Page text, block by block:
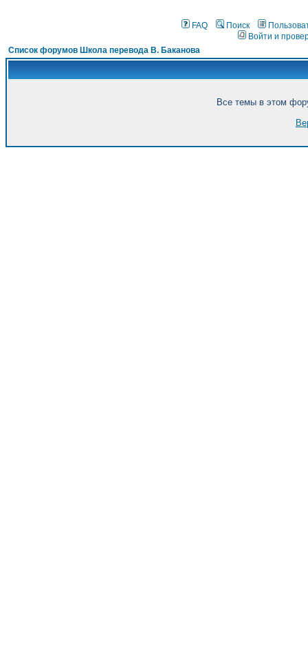
FAQ Поиск
Войти и
Список форумов Школа перевода В. Баканова
Все темы в этом